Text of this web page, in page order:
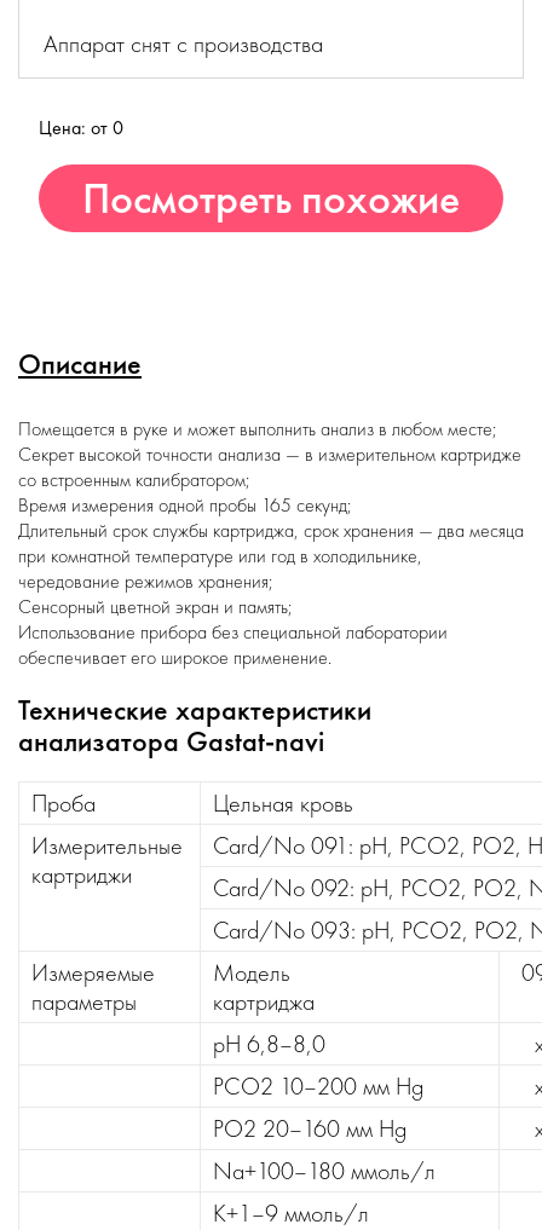
Аппарат снят с производства
Цена: от 0
Посмотреть похожие
Описание
Помещается в руке и может выполнить анализ в любом месте;
Секрет высокой точности анализа — в измерительном картридже
со встроенным калибратором;
Время измерения одной пробы 165 секунд;
Длительный срок службы картриджа, срок хранения — два месяца
при комнатной температуре или год в холодильнике,
чередование режимов хранения;
Сенсорный цветной экран и память;
Использование прибора без специальной лаборатории
обеспечивает его широкое применение.
Технические характеристики
анализатора Gastat-navi
Проба
Цельная кровь
Измерительные
картриджи
Card/No 091: pH, PCO2, PO2,
Card/No 092: pH, PCO2, PO2,
Card/No 093: pH, PCO2, PO2,
Измеряемые
параметры
Модель
картриджа
pH 6,8–8,0
PCO2 10–200 мм Hg
PO2 20–160 мм Hg
Na+100–180 ммоль/л
K+1–9 ммоль/л